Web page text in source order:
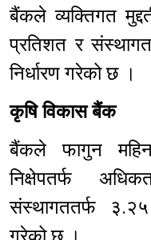
बैंकले व्यक्तिगत
प्रतिशत र
निर्धारण गरेको छ ।
कृषि विकास बैंक
बैंकले फागुन
निक्षेपतर्फ
संस्थागततर्फ ३.२५